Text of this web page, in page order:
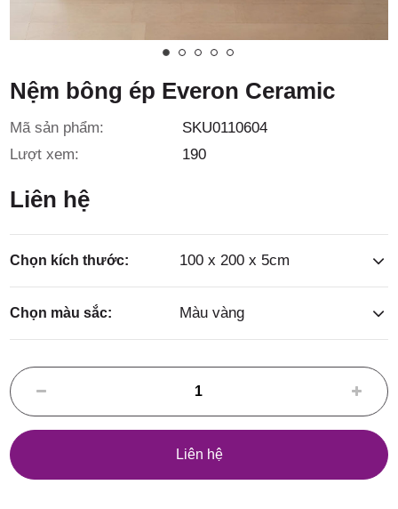
Tiền Lân,
xã Bà
Điểm,
huyện
Nệm bông ép Everon Ceramic
Mã sản phẩm:
SKU0110604
Lượt xem:
190
Liên hệ
Chọn kích thước: 100 x 200 x 5cm
Chọn màu sắc: Màu vàng
Liên hệ